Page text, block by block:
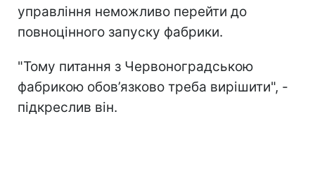
управління неможливо перейти до
повноцінного запуску фабрики.
"Тому питання з Червоноградською
фабрикою обов’язково треба вирішити", -
підкреслив він.